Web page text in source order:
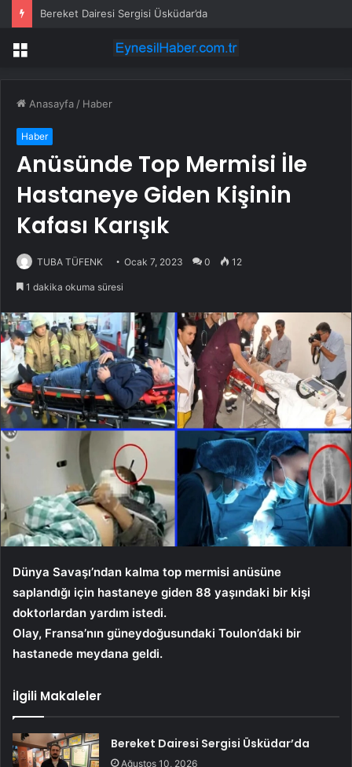
Bereket Dairesi Sergisi Üsküdar’da
Menü
Anasayfa / Haber
Haber
Anüsünde Top Mermisi İle
Hastaneye Giden Kişinin
Kafası Karışık
TUBA TÜFENK Ocak 7, 2023 0 12
1 dakika okuma süresi
Dünya Savaşı’ndan kalma top mermisi anüsüne
saplandığı için hastaneye giden 88 yaşındaki bir kişi
doktorlardan yardım istedi.
Olay, Fransa’nın güneydoğusundaki Toulon’daki bir
hastanede meydana geldi.
İlgili Makaleler
Bereket Dairesi Sergisi Üsküdar’da
Ağustos 10, 2026